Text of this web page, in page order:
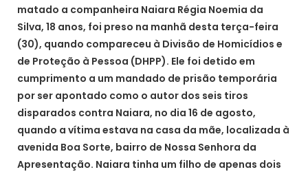
matado a companheira Naiara Régia Noemia da
Silva, 18 anos, foi preso na manhã desta terça-feira
(30), quando compareceu à Divisão de Homicídios e
de Proteção à Pessoa (DHPP). Ele foi detido em
cumprimento a um mandado de prisão temporária
por ser apontado como o autor dos seis tiros
disparados contra Naiara, no dia 16 de agosto,
quando a vítima estava na casa da mãe, localizada à
avenida Boa Sorte, bairro de Nossa Senhora da
Apresentação. Naiara tinha um filho de apenas dois